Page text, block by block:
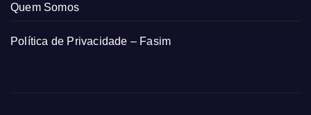
Quem Somos
Política de Privacidade – Fasim